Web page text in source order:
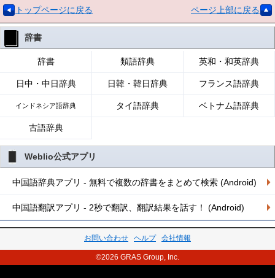
トップページに戻る ページ上部に戻る
辞書
辞書 類語辞典 英和・和英辞典
日中・中日辞典 日韓・韓日辞典 フランス語辞典
インドネシア語辞典 タイ語辞典 ベトナム語辞典
古語辞典
Weblio公式アプリ
中国語辞典アプリ - 無料で複数の辞書をまとめて検索 (Android)
中国語翻訳アプリ - 2秒で翻訳、翻訳結果を話す！ (Android)
お問い合わせ ヘルプ 会社情報
©2026 GRAS Group, Inc.